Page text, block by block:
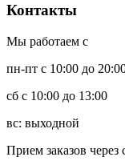
Контакты
Мы работаем с
пн-пт с 10:00 до
сб с 10:00 до 13:00
вс: выходной
Прием заказов через